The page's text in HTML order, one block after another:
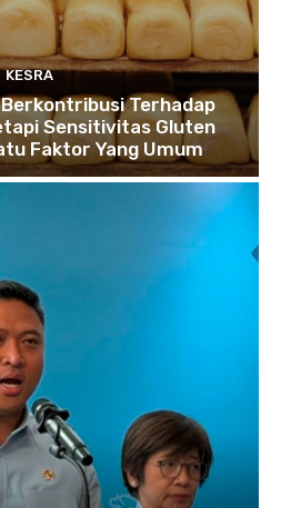
KESRA
Terhadap
Sensitivitas Gluten
Faktor Yang Umum